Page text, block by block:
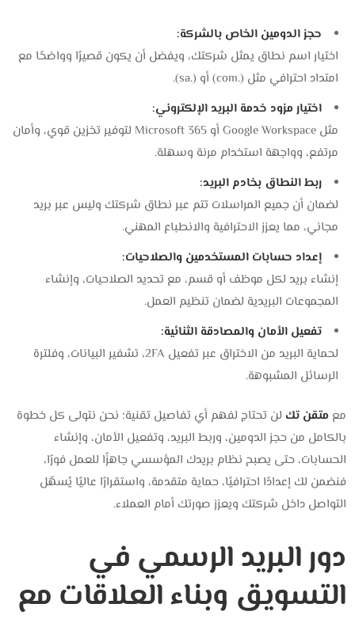
حجز الدومين الخاص بالشركة:
اختيار اسم نطاق يمثل شركتك، ويفضل أن يكون قصيرًا وواضحًا مع
امتداد احترافي مثل (.com) أو (.sa).
اختيار مزود خدمة البريد الإلكتروني:
مثل Google Workspace أو Microsoft 365 لتوفير تخزين قوي، وأمان
مرتفع، وواجهة استخدام مرنة وسهلة.
ربط النطاق بخادم البريد:
لضمان أن جميع المراسلات تتم عبر نطاق شركتك وليس عبر بريد
مجاني، مما يعزز الاحترافية والانطباع المهني.
إعداد حسابات المستخدمين والصلاحيات:
إنشاء بريد لكل موظف أو قسم، مع تحديد الصلاحيات، وإنشاء
المجموعات البريدية لضمان تنظيم العمل.
تفعيل الأمان والمصادقة الثنائية:
لحماية البريد من الاختراق عبر تفعيل 2FA، تشفير البيانات، وفلترة
الرسائل المشبوهة.
مع متقن تك لن تحتاج لفهم أي تفاصيل تقنية؛ نحن نتولى كل خطوة
بالكامل من حجز الدومين، وربط البريد، وتفعيل الأمان، وإنشاء
الحسابات، حتى يصبح نظام بريدك المؤسسي جاهزًا للعمل فورًا،
فنضمن لك إعدادًا احترافيًا، حماية متقدمة، واستقرارًا عاليًا يُسهّل
التواصل داخل شركتك ويعزز صورتك أمام العملاء.
دور البريد الرسمي في
التسويق وبناء العلاقات مع